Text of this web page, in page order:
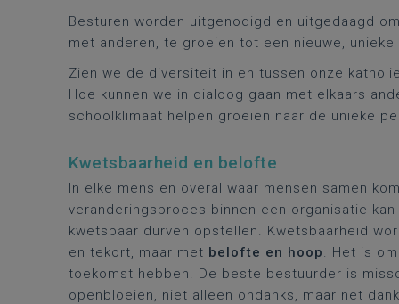
Besturen worden uitgenodigd en uitgedaagd
met anderen, te groeien tot een nieuwe,
Zien we de diversiteit in en tussen onze
Hoe kunnen we in dialoog gaan met elkaars
schoolklimaat helpen groeien naar de unieke
Kwetsbaarheid en belofte
In elke mens en overal waar mensen samen
veranderingsproces binnen een organisatie
kwetsbaar durven opstellen. Kwetsbaarheid
en tekort, maar met belofte en hoop. Het is
toekomst hebben. De beste bestuurder is
openbloeien, niet alleen ondanks, maar net